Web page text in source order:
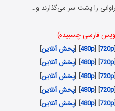
را پشت سر می‌گذارند و…
فارسی چسبیده)
720p
] [
480p
] [پخش آنلاین]
720p
] [
480p
] [پخش آنلاین]
720p
] [
480p
] [پخش آنلاین]
720p
] [
480p
] [پخش آنلاین]
720p
] [
480p
] [پخش آنلاین]